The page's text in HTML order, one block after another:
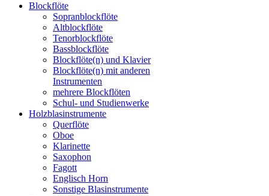
Blockflöte
Sopranblockflöte
Altblockflöte
Tenorblockflöte
Bassblockflöte
Blockflöte(n) und Klavier
Blockflöte(n) mit anderen
Instrumenten
mehrere Blockflöten
Schul- und Studienwerke
Holzblasinstrumente
Querflöte
Oboe
Klarinette
Saxophon
Fagott
Englisch Horn
Sonstige Blasinstrumente